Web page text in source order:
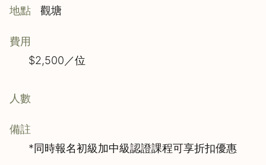
地點 觀塘
費用
$2,500／位
人數
備註
*同時報名初級加中級認證課程可享折扣優惠